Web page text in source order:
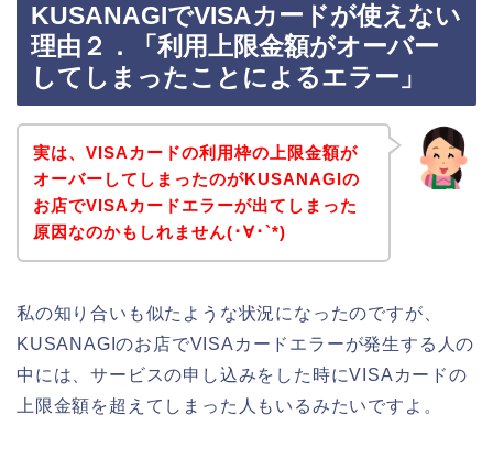
KUSANAGIでVISAカードが使えない
理由２．「利用上限金額がオーバー
してしまったことによるエラー」
実は、VISAカードの利用枠の上限金額が
オーバーしてしまったのがKUSANAGIの
お店でVISAカードエラーが出てしまった
原因なのかもしれません(･∀･`*)
私の知り合いも似たような状況になったのですが、
KUSANAGIのお店でVISAカードエラーが発生する人の
中には、サービスの申し込みをした時にVISAカードの
上限金額を超えてしまった人もいるみたいですよ。